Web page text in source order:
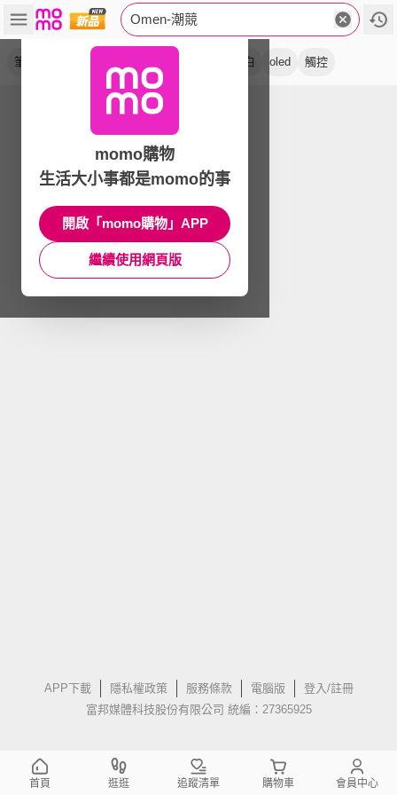
Omen-潮競
筆電 幻影白 oled 觸控
APP下載 隱私權政策 服務條款 電腦版
登入/註冊
富邦媒體科技股份有限公司 統編：27365925
momo購物
生活大小事都是momo的事
開啟「momo購物」APP
繼續使用網頁版
首頁 逛逛 追蹤清單 購物車 會員中心